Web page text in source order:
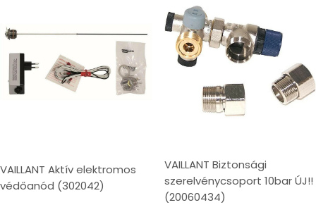
VAILLANT Aktív elektromos
védőanód (302042)
VAILLANT Biztonsági
szerelvénycsoport 10bar ÚJ!!
(20060434)